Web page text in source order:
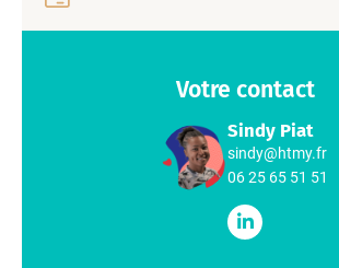
Votre contact
Sindy Piat
sindy@htmy.fr
06 25 65 51 51